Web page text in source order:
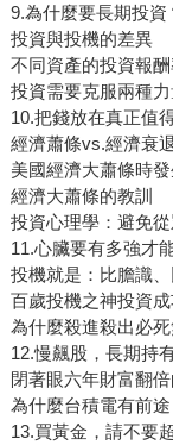
9.為什麼要長期投
投資與投機的差異
不同資產的投資報
投資需要克服兩種
10.把錢放在真正值
經濟蕭條vs.經濟衰
美國經濟大蕭條時
經濟大蕭條的教訓
投資心理學：避免
11.心臟要有多強才
投機就是：比膽識
百歲投機之神投資
為什麼殺進殺出必死
12.慢飆股，長期持
閉著眼六年財富翻
為什麼台積電有前
13.買黃金，請不要